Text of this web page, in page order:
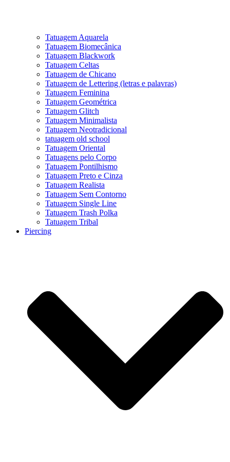
Tatuagem Aquarela
Tatuagem Biomecânica
Tatuagem Blackwork
Tatuagem Celtas
Tatuagem de Chicano
Tatuagem de Lettering (letras e palavras)
Tatuagem Feminina
Tatuagem Geométrica
Tatuagem Glitch
Tatuagem Minimalista
Tatuagem Neotradicional
tatuagem old school
Tatuagem Oriental
Tatuagens pelo Corpo
Tatuagem Pontilhismo
Tatuagem Preto e Cinza
Tatuagem Realista
Tatuagem Sem Contorno
Tatuagem Single Line
Tatuagem Trash Polka
Tatuagem Tribal
Piercing